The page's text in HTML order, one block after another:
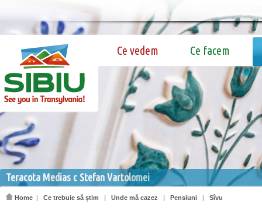
Ce vedem Ce facem
Teracota Medias c Stefan Vartolomei
Home | Ce trebuie să știm | Unde mă cazez | Pensiuni | Sîvu